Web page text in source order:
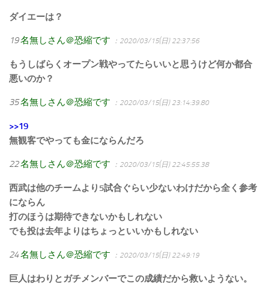
ダイエーは？
19名無しさん＠恐縮です ：2020/03/15(日) 22:37:56
もうしばらくオープン戦やってたらいいと思うけど何か都合
悪いのか？
35名無しさん＠恐縮です ：2020/03/15(日) 23:14:39.80
>>19
無観客でやっても金にならんだろ
22名無しさん＠恐縮です ：2020/03/15(日) 22:45:55.38
西武は他のチームより5試合ぐらい少ないわけだから全く参考
にならん
打のほうは期待できないかもしれない
でも投は去年よりはちょっといいかもしれない
24名無しさん＠恐縮です ：2020/03/15(日) 22:49:19
巨人はわりとガチメンバーでこの成績だから救いようない。